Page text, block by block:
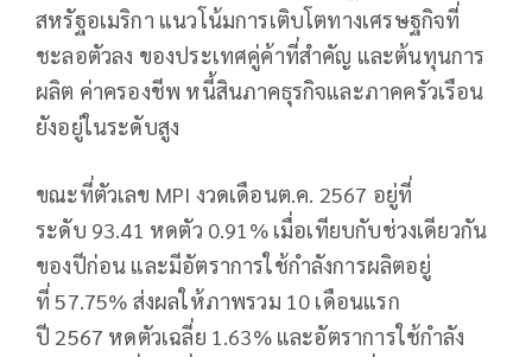
สหรัฐอเมริกา แนวโน้มการเติบโตทางเศรษฐกิจที่
ชะลอตัวลง ของประเทศคู่ค้าที่สำคัญ และต้นทุนการ
ผลิต ค่าครองชีพ หนี้สินภาคธุรกิจและภาคครัวเรือน
ยังอยู่ในระดับสูง
ขณะที่ตัวเลข MPI งวดเดือนต.ค. 2567 อยู่ที่
ระดับ 93.41 หดตัว 0.91% เมื่อเทียบกับช่วงเดียวกัน
ของปีก่อน และมีอัตราการใช้กำลังการผลิตอยู่
ที่ 57.75% ส่งผลให้ภาพรวม 10 เดือนแรก
ปี 2567 หดตัวเฉลี่ย 1.63% และอัตราการใช้กำลัง